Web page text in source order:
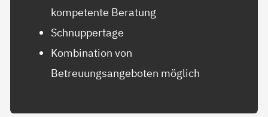
kompetente Beratung
Schnuppertage
Kombination von
Betreuungsangeboten möglich